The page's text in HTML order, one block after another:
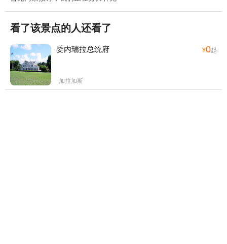
看了该景点的人还看了
委内瑞拉总统府 ¥0起
加拉加斯